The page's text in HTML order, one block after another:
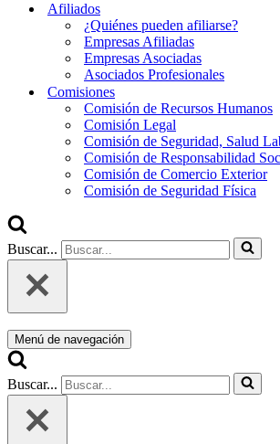
Afiliados
¿Quiénes pueden afiliarse?
Empresas Afiliadas
Empresas Asociadas
Asociados Profesionales
Comisiones
Comisión de Recursos Humanos
Comisión Legal
Comisión de Seguridad, Salud
Comisión de Responsabilidad
Comisión de Comercio Exterior
Comisión de Seguridad Física
Buscar...
Menú de navegación
Buscar...